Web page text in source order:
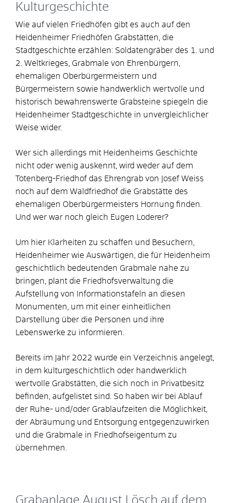
Kulturgeschichte
Wie auf vielen Friedhöfen gibt es auch auf den
Heidenheimer Friedhöfen Grabstätten, die
Stadtgeschichte erzählen: Soldatengräber des 1. und
2. Weltkrieges, Grabmale von Ehrenbürgern,
ehemaligen Oberbürgermeistern und
Bürgermeistern sowie handwerklich wertvolle und
historisch bewahrenswerte Grabsteine spiegeln die
Heidenheimer Stadtgeschichte in unvergleichlicher
Weise wider.
Wer sich allerdings mit Heidenheims Geschichte
nicht oder wenig auskennt, wird weder auf dem
Totenberg-Friedhof das Ehrengrab von Josef Weiss
noch auf dem Waldfriedhof die Grabstätte des
ehemaligen Oberbürgermeisters Hornung finden.
Und wer war noch gleich Eugen Loderer?
Um hier Klarheiten zu schaffen und Besuchern,
Heidenheimer wie Auswärtigen, die für Heidenheim
geschichtlich bedeutenden Grabmale nahe zu
bringen, plant die Friedhofsverwaltung die
Aufstellung von Informationstafeln an diesen
Monumenten, um mit einer einheitlichen
Darstellung über die Personen und ihre
Lebenswerke zu informieren.
Bereits im Jahr 2022 wurde ein Verzeichnis angelegt,
in dem kulturgeschichtlich oder handwerklich
wertvolle Grabstätten, die sich noch in Privatbesitz
befinden, aufgelistet sind. So haben wir bei Ablauf
der Ruhe- und/oder Grablaufzeiten die Möglichkeit,
der Abräumung und Entsorgung entgegenzuwirken
und die Grabmale in Friedhofseigentum zu
übernehmen.
Grabanlage August Lösch auf dem